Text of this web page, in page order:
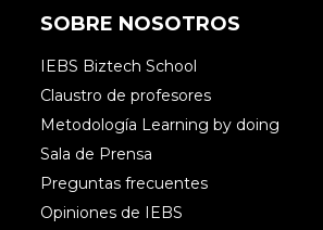
SOBRE NOSOTROS
IEBS Biztech School
Claustro de profesores
Metodología Learning by doing
Sala de Prensa
Preguntas frecuentes
Opiniones de IEBS